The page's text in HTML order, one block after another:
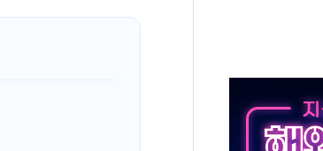
컴투스 '제우스: 오만의 신' 26일 출시, 유저의 캐릭터가 AI
네이버 클립, 시청 만으로 혜택 얻는 피드코인 이벤트 진행